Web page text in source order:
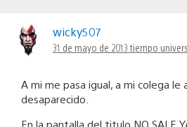
wicky507
31 de mayo de 2013 tiempo
A mi me pasa igual, a mi colega le
desaparecido.
En la pantalla del titulo NO SALE